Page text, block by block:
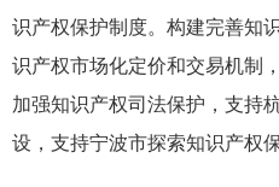
识产权保护制度。构建完善知
识产权市场化定价和交易机制
加强知识产权司法保护，支持
设，支持宁波市探索知识产权保